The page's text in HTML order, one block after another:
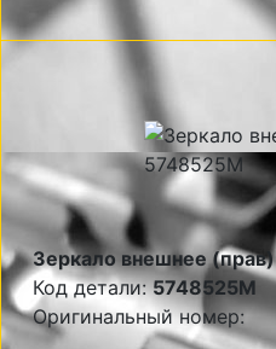
Зеркало внешнее (прав)
Код детали:5748525M
Оригинальный номер: